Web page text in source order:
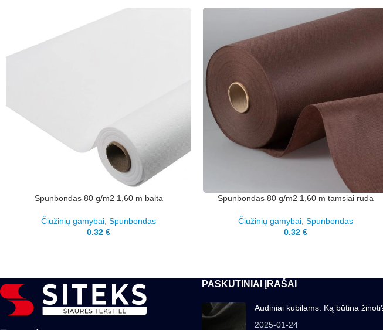
Spunbondas 80 g/m2 1,60 m balta
Čiužinių gamybai Spunbondas
0.32 €
Spunbondas 80 g/m2 1,60 m tamsiai ruda
Čiužinių gamybai Spunbondas
0.32 €
PASKUTINIAI ĮRAŠAI
Audiniai kubilams. Ką būtina
2025-01-24